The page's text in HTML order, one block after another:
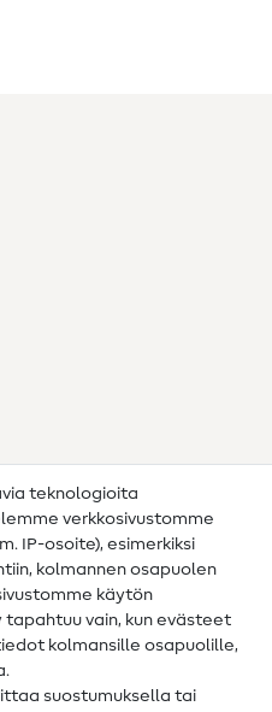
teknologioita
verkkosivustomme
IP-osoite), esimerkiksi
kolmannen osapuolen
käytön
vain, kun evästeet
kolmansille osapuolille,
suostumuksella tai